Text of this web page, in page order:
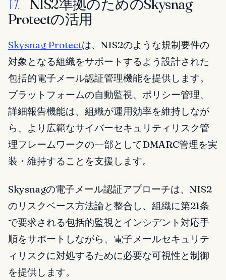
VI.
NIS2準拠のためのSkysnag
Protectの活用
Skysnag Protectは、NIS2のような規制要件の
対象となる組織をサポートするよう設計された
包括的電子メール認証管理機能を提供します。
プラットフォームの自動監視、ポリシー管理、
詳細報告機能は、組織が運用効率を維持しなが
ら、より広範なサイバーセキュリティリスク管
理フレームワークの一部としてDMARC管理を実
装・維持することを支援します。
Skysnagの電子メール認証アプローチは、NIS2
のリスクベース方法論と整合し、組織に第21条
で要求される包括的監視とインシデント対応手
順をサポートしながら、電子メールセキュリテ
ィリスクに対処するために必要な可視性と制御
を提供します。